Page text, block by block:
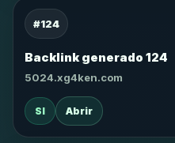
#124
Backlink generado 124
5024.xg4ken.com
SI Abrir